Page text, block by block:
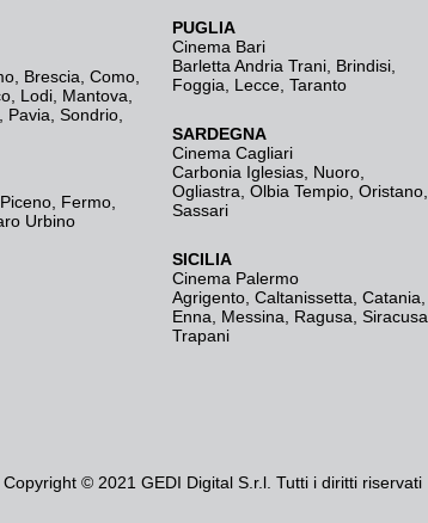
Brescia, Como
Lodi Mantova
Pavia Sondrio
Fermo
Urbino
PUGLIA
Cinema Bari
Barletta Andria Trani Brindisi
Foggia
Lecce Taranto
SARDEGNA
Cinema Cagliari
Carbonia Iglesias Nuoro
Ogliastra Olbia Tempio Oristano
Sassari
SICILIA
Cinema Palermo
Agrigento Caltanissetta Catania
Enna
Messina Ragusa Siracusa
Trapani
Copyright © 2021 GEDI Digital S.r.l. Tutti i diritti riservati